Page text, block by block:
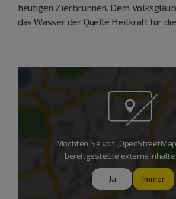
heutigen Zierbrunnen. Dem
das Wasser der Quelle Heilkraft für die
Möchten Sie von
bereitgestellte externe Inhalte
Ja Immer